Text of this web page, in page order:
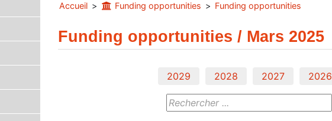
Accueil Funding opportunities Funding opportunities
Funding opportunities / Mars 2025
2029 2028 2027 2026